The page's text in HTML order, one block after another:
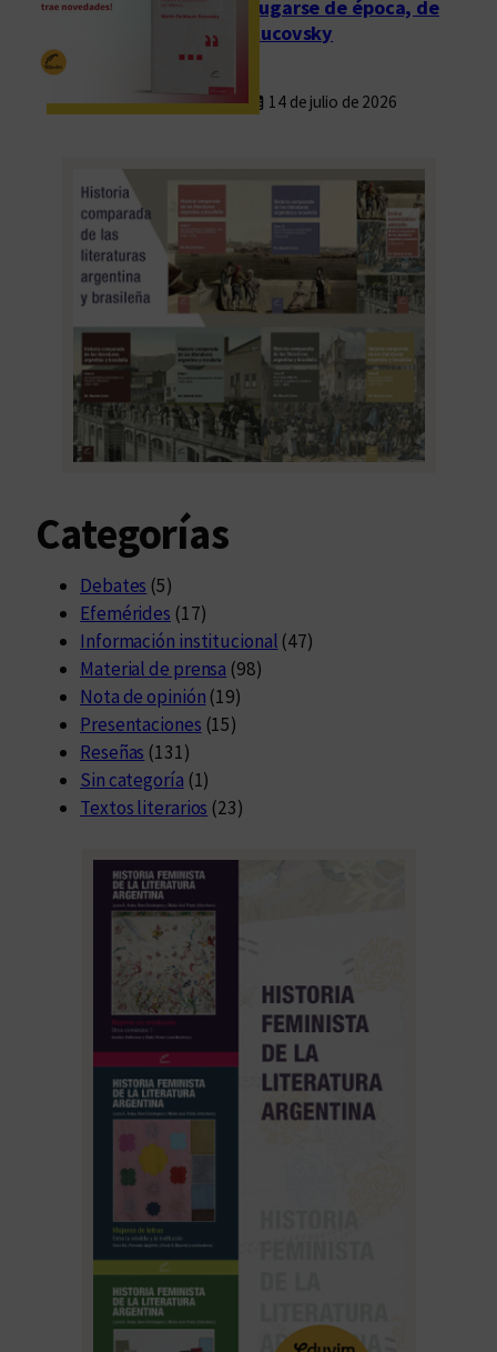
Fugarse de época, de
Rucovsky
14 de julio de 2026
Categorías
Debates (5)
Efemérides (17)
Información institucional (47)
Material de prensa (98)
Nota de opinión (19)
Presentaciones (15)
Reseñas (131)
Sin categoría (1)
Textos literarios (23)